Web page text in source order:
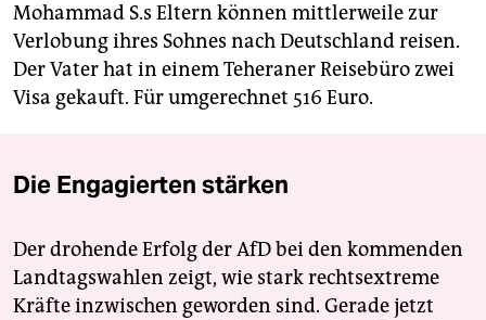
Mohammad S.s Eltern können mittlerweile zur
Verlobung ihres Sohnes nach Deutschland reisen.
Der Vater hat in einem Teheraner Reisebüro zwei
Visa gekauft. Für umgerechnet 516 Euro.
Die Engagierten stärken
Der drohende Erfolg der AfD bei den kommenden
Landtagswahlen zeigt, wie stark rechtsextreme
Kräfte inzwischen geworden sind. Gerade jetzt